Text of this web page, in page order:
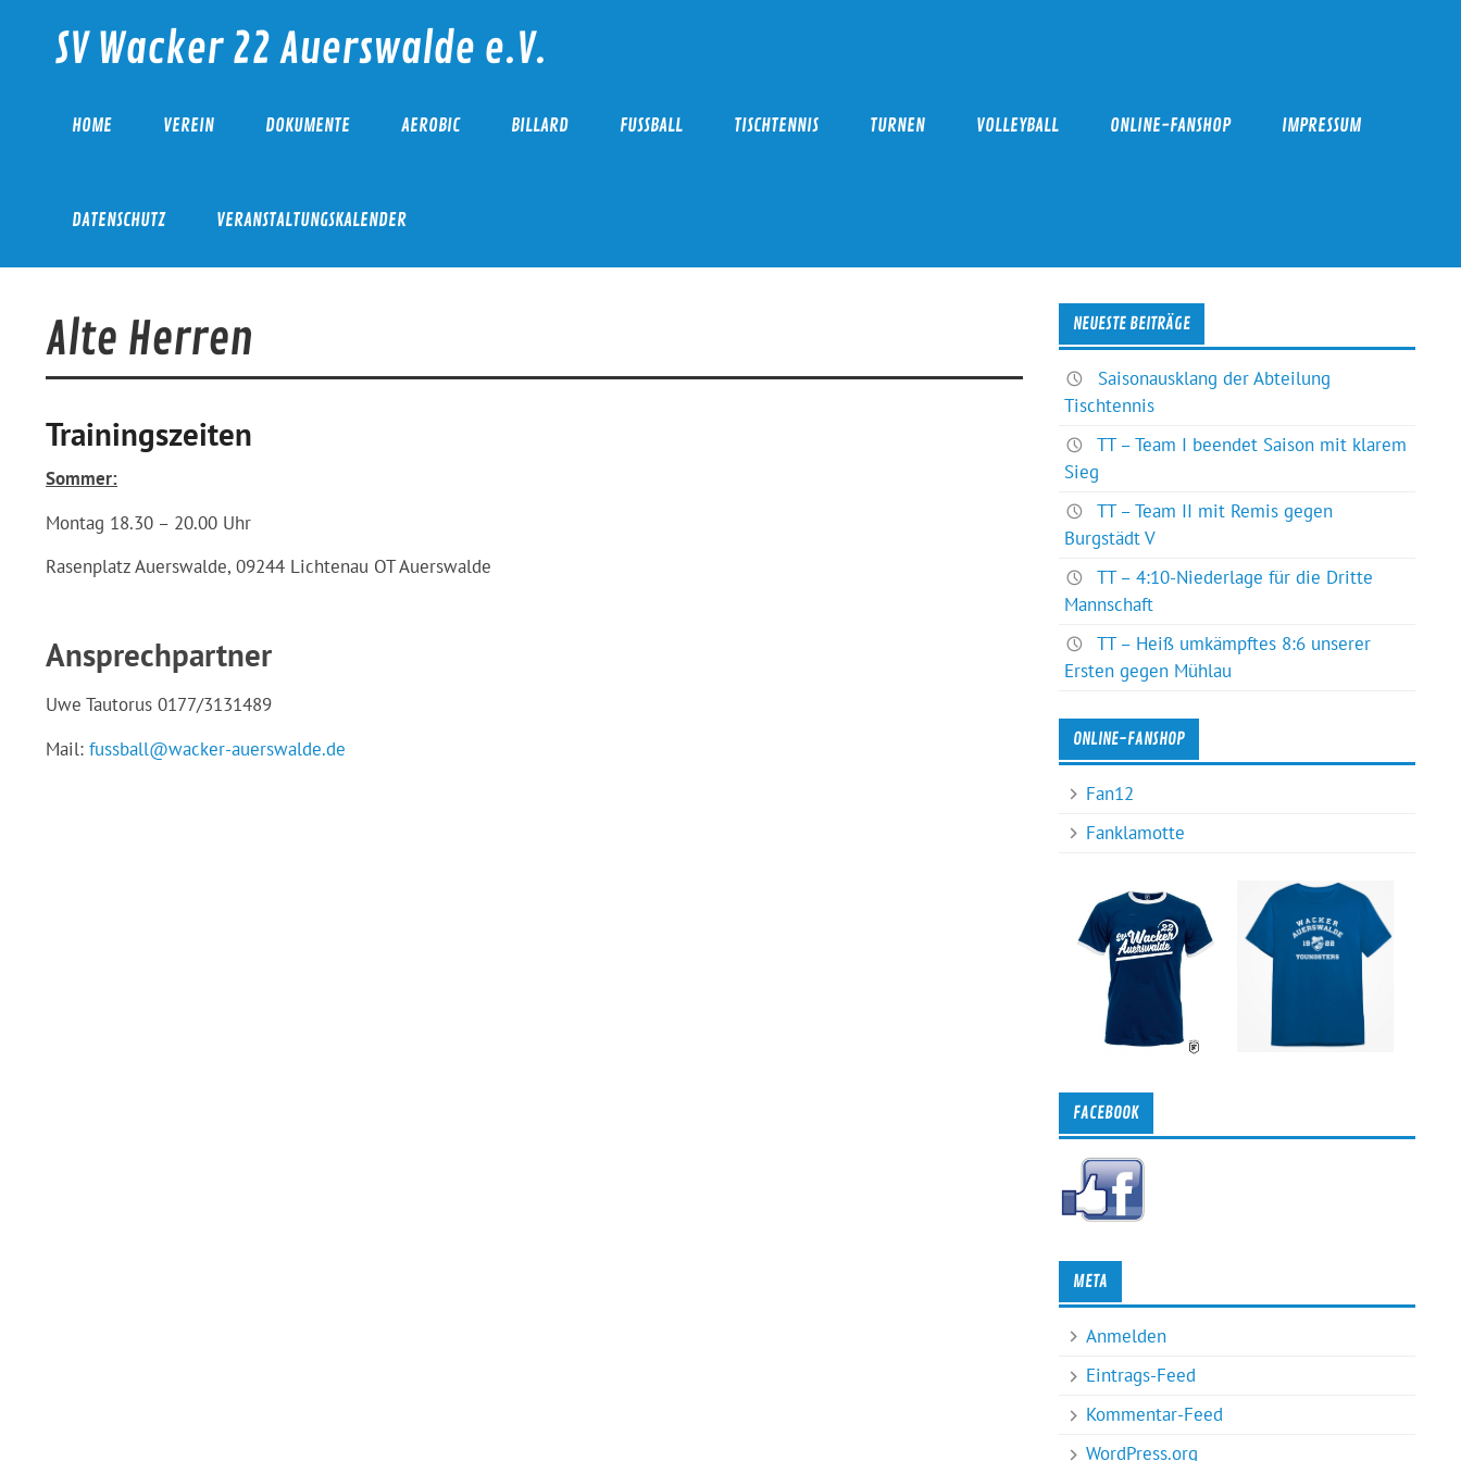
contentSV Wacker 22 Auerswalde e.V.
HOME VEREIN DOKUMENTE AEROBIC BILLARD FUSSBALL TISCHTENNIS TURNEN VOLLEYBALL ONLINE-FANSHOP IMPRESSUM
DATENSCHUTZ VERANSTALTUNGSKALENDER
Alte Herren
Trainingszeiten
Sommer:
Montag 18.30 – 20.00 Uhr
Rasenplatz Auerswalde, 09244 Lichtenau OT Auerswalde
Ansprechpartner
Uwe Tautorus 0177/3131489
Mail: fussball@wacker-auerswalde.de
NEUESTE BEITRÄGE
Saisonausklang der Abteilung
Tischtennis
TT – Team I beendet Saison mit klarem
Sieg
TT – Team II mit Remis gegen
Burgstädt V
TT – 4:10-Niederlage für die Dritte
Mannschaft
TT – Heiß umkämpftes 8:6 unserer
Ersten gegen Mühlau
ONLINE-FANSHOP
Fan12
Fanklamotte
FACEBOOK
META
Anmelden
Eintrags-Feed
Kommentar-Feed
WordPress.org